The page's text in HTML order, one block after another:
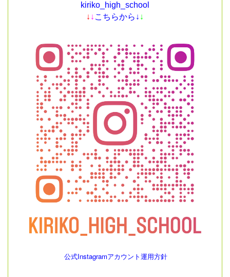
kiriko_high_school
↓ ↓ こちらから↓ ↓
公式Instagramアカウント運用方針